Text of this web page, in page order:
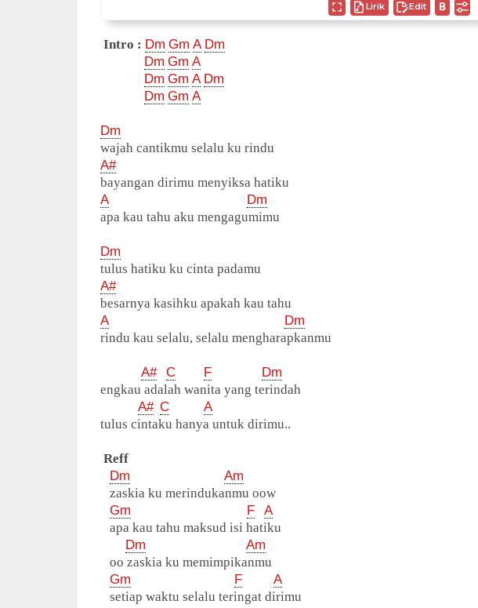
Lirik Edit
Intro : Dm Gm A Dm
Dm Gm A
Dm Gm A Dm
Dm Gm A
Dm
wajah cantikmu selalu ku rindu
A#
bayangan dirimu menyiksa hatiku
A
Dm
apa kau tahu aku mengagumimu
Dm
tulus hatiku ku cinta padamu
A#
besarnya kasihku apakah kau tahu
A
Dm
rindu kau selalu, selalu mengharapkanmu
A# C F
Dm
engkau adalah wanita yang terindah
A# C
A
tulus cintaku hanya untuk dirimu..
Reff
Dm
Am
zaskia ku merindukanmu oow
Gm
F
A
apa kau tahu maksud isi hatiku
Dm
Am
oo zaskia ku memimpikanmu
Gm
F
A
setiap waktu selalu teringat dirimu